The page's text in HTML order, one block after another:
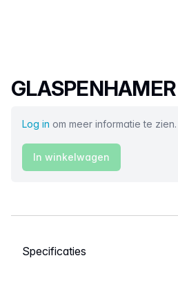
Productnaam
GLASPENHAMER
Log in om meer informatie te zien.
In winkelwagen
Selecteer een tabblad